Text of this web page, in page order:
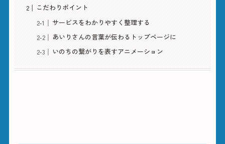
こだわりポイント
サービスをわかりやすく整理する
あいりさんの言葉が伝わるトップページに
いのちの繋がりを表すアニメーション